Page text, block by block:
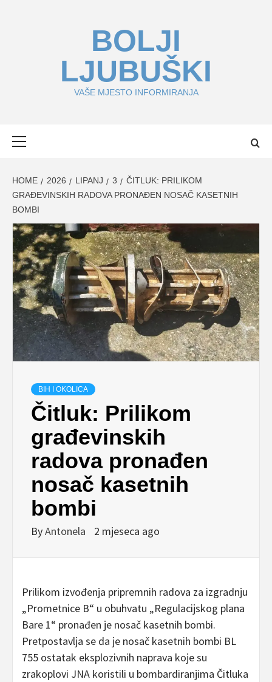
BOLJI
LJUBUŠKI
VAŠE MJESTO INFORMIRANJA
HOME 2026 LIPANJ 3
ČITLUK: PRILIKOM
GRAĐEVINSKIH RADOVA PRONAĐEN NOSAČ KASETNIH
BOMBI
BIH I OKOLICA
Čitluk: Prilikom
građevinskih
radova pronađen
nosač kasetnih
bombi
ByAntonela 2 mjeseca ago
Prilikom izvođenja pripremnih radova za izgradnju
„Prometnice B“ u obuhvatu „Regulacijskog plana
Bare 1“ pronađen je nosač kasetnih bombi.
Pretpostavlja se da je nosač kasetnih bombi BL
755 ostatak eksplozivnih naprava koje su
zrakoplovi JNA koristili u bombardiranjima Čitluka